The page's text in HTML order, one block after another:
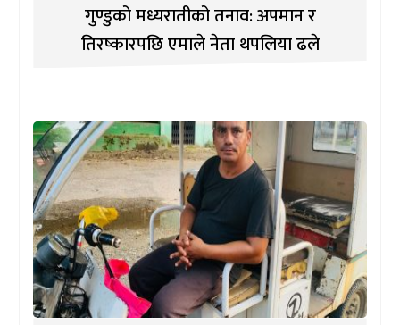
गुण्डुको मध्यरातीको तनाव: अपमान र
तिरष्कारपछि एमाले नेता थपलिया ढले